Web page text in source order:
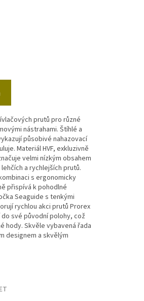
prutů pro různé
nástrahami. Štíhlé a
působivé nahazovací
Materiál HVF, exkluzivně
velmi nízkým obsahem
a rychlejších prutů.
s ergonomicky
přispívá k pohodlné
Seaguide s tenkými
rychlou akci prutů Prorex
své původní polohy, což
hody. Skvěle vybavená řada
designem a skvělým